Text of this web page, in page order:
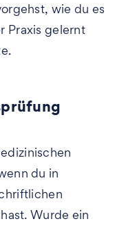
wie du es
Praxis gelernt
du in
Wurde ein